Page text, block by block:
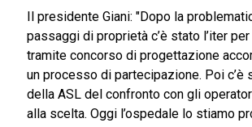
Il presidente Giani: "Dopo la
passaggi di proprietà c’è stato l’iter
tramite concorso di progettazione
un processo di partecipazione. Poi c’è
della ASL del confronto con gli
alla scelta. Oggi l’ospedale lo stiamo